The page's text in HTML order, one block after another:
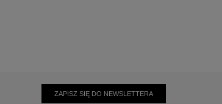
ZAPISZ SIĘ DO NEWSLETTERA